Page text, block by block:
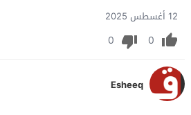
12 أغسطس 2025
0
0
Esheeq